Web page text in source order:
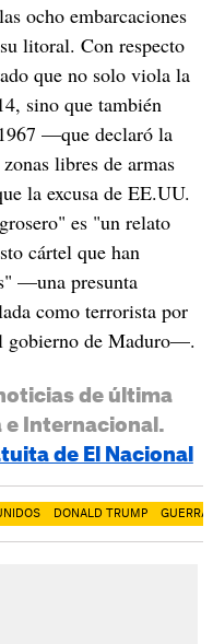
ocho embarcaciones
litoral. Con respecto
que no solo viola la
sino que también
—que declaró la
libres de armas
la excusa de EE.UU.
es "un relato
cártel que han
—una presunta
como terrorista por
gobierno de Maduro—.
de última
e Internacional.
de El Nacional
DONALD TRUMP GUERRA